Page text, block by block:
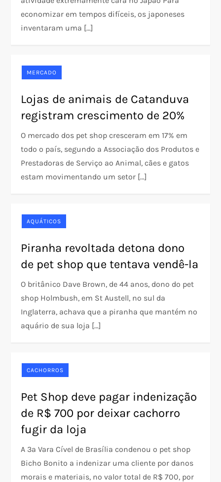
economizar em tempos difíceis, os japoneses
inventaram uma […]
MERCADO
Lojas de animais de Catanduva
registram crescimento de 20%
O mercado dos pet shop cresceram em 17% em
todo o país, segundo a Associação dos Produtos e
Prestadoras de Serviço ao Animal, cães e gatos
estam movimentando um setor […]
AQUÁTICOS
Piranha revoltada detona dono
de pet shop que tentava vendê-la
O britânico Dave Brown, de 44 anos, dono do pet
shop Holmbush, em St Austell, no sul da
Inglaterra, achava que a piranha que mantém no
aquário de sua loja […]
CACHORROS
Pet Shop deve pagar indenização
de R$ 700 por deixar cachorro
fugir da loja
A 3ª Vara Cível de Brasília condenou o pet shop
Bicho Bonito a indenizar uma cliente por danos
morais e materiais, no valor total de R$ 700, por